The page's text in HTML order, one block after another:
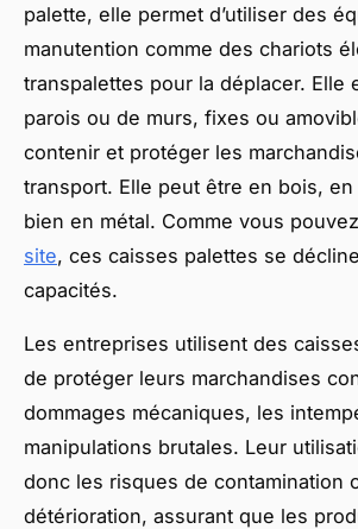
palette, elle permet d’utiliser des
manutention comme des chariots
transpalettes pour la déplacer. Elle
parois ou de murs, fixes ou
contenir et protéger les
transport. Elle peut être en bois,
bien en métal. Comme vous
site, ces caisses palettes se
capacités.
Les entreprises utilisent des
de protéger leurs marchandises
dommages mécaniques, les
manipulations brutales. Leur
donc les risques de contamination
détérioration, assurant que les